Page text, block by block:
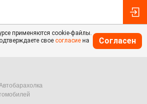
применяются cookie-файлы.
свое согласие на
Согласен